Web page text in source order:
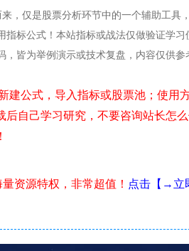
，仅是股票分析环节中的一个辅助工具
标公式！本站指标或战法仅做验证学习
皆为举例演示或技术复盘，内容仅供参
自己学习研究，不要咨询站长怎么
资源特权，非常超值！ 点击【→立